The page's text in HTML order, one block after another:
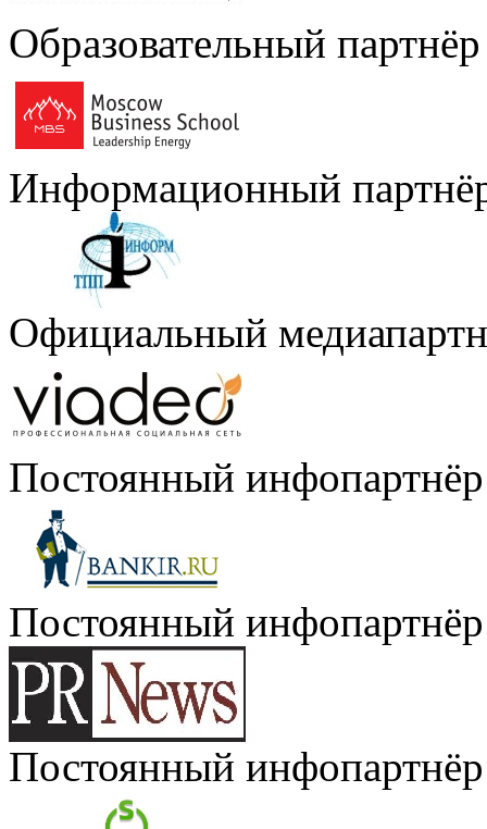
Образовательный партнёр
Информационный
Официальный
Постоянный инфопартнёр
Постоянный инфопартнёр
Постоянный инфопартнёр